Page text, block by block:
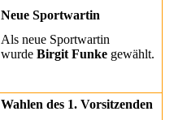
Neue Sportwartin
Als neue Sportwartin
wurde Birgit Funke gewählt.
Wahlen des 1. Vorsitzenden